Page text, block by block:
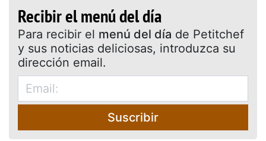
Recibir el menú del día
Para recibir el menú del día de Petitchef
y sus noticias deliciosas, introduzca su
dirección email.
Suscribir